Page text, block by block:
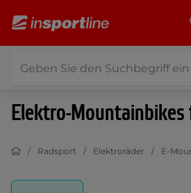
Elektro-
Radsport Elektroräder E-